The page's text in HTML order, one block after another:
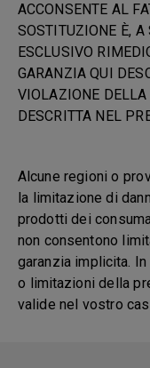
ACCONSENTE AL
SOSTITUZIONE È,
ESCLUSIVO
GARANZIA QUI
VIOLAZIONE
DESCRITTA NEL
Alcune regioni o
la limitazione di
prodotti dei
non consentono
garanzia implicita.
o limitazioni della
valide nel vostro